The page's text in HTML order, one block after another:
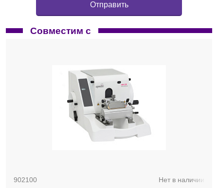
Совместим с
902100 Нет в наличии